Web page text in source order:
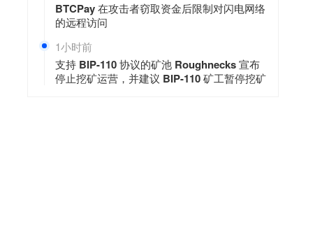
BTCPay 在攻击者窃取资金后限制对闪电网络
的远程访问
1小时前
支持 BIP-110 协议的矿池 Roughnecks 宣布
停止挖矿运营，并建议 BIP-110 矿工暂停挖矿